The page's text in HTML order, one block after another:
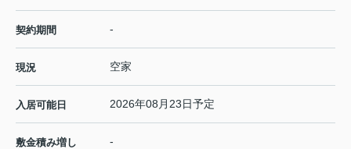
契約期間 -
現況 空家
入居可能日 2026年08月23日予定
敷金積み増し -